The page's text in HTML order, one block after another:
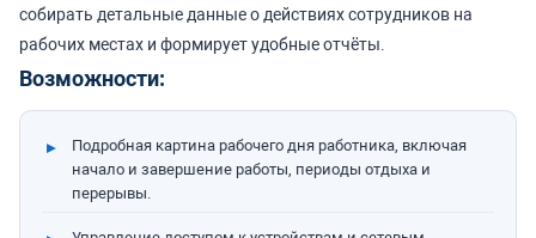
собирать детальные данные о действиях сотрудников на
рабочих местах и формирует удобные отчёты.
Возможности:
Подробная картина рабочего дня работника, включая
начало и завершение работы, периоды отдыха и
перерывы.